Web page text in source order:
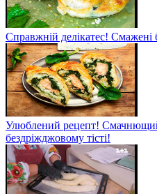
Справжній делікатес!
Улюблений рецепт!
бездріжджовому тісті!